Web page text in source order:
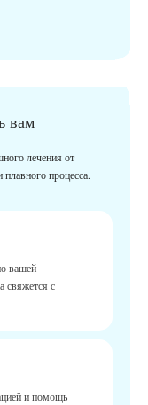
вам
лечения от
процесса.
вашей
свяжется с
и помощь